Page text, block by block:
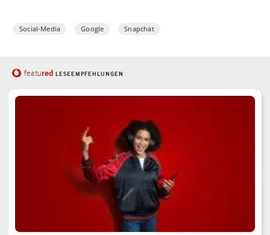
Social-Media Google Snapchat
featured LESEEMPFEHLUNGEN